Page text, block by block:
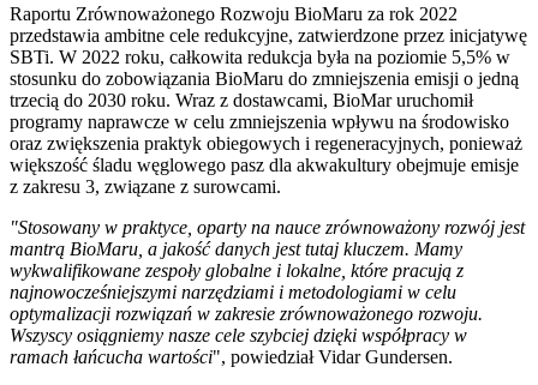
Raportu Zrównoważonego Rozwoju BioMaru za rok 2022
przedstawia ambitne cele redukcyjne, zatwierdzone przez inicjatywę
SBTi. W 2022 roku, całkowita redukcja była na poziomie 5,5% w
stosunku do zobowiązania BioMaru do zmniejszenia emisji o jedną
trzecią do 2030 roku. Wraz z dostawcami, BioMar uruchomił
programy naprawcze w celu zmniejszenia wpływu na środowisko
oraz zwiększenia praktyk obiegowych i regeneracyjnych, ponieważ
większość śladu węglowego pasz dla akwakultury obejmuje emisje
z zakresu 3, związane z surowcami.
"Stosowany w praktyce, oparty na nauce zrównoważony rozwój jest
mantrą BioMaru, a jakość danych jest tutaj kluczem. Mamy
wykwalifikowane zespoły globalne i lokalne, które pracują z
najnowocześniejszymi narzędziami i metodologiami w celu
optymalizacji rozwiązań w zakresie zrównoważonego rozwoju.
Wszyscy osiągniemy nasze cele szybciej dzięki współpracy w
ramach łańcucha wartości", powiedział Vidar Gundersen.